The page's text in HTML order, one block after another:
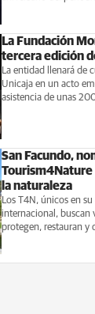
La Fundación
tercera edición
La entidad llenará de
Unicaja en un acto
asistencia de unas
San Facundo,
Tourism4Nature
la naturaleza
Los T4N, únicos en
internacional, buscan
protegen, restauran y